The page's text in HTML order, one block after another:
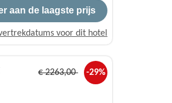
aan de laagste prijs
voor dit hotel
€2263,00 -29%